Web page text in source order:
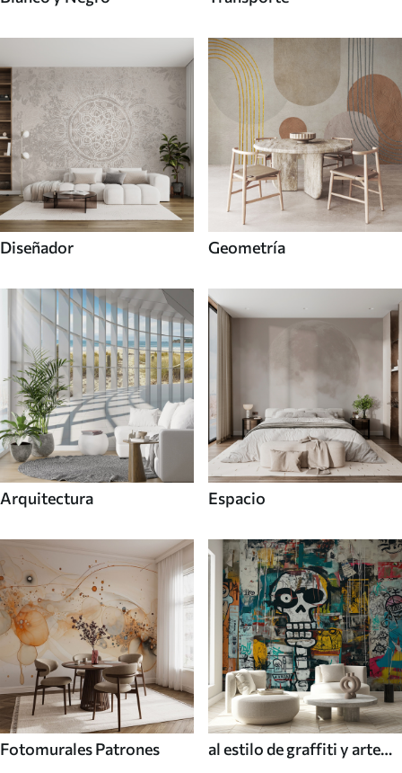
Diseñador Geometría
Arquitectura Espacio
Fotomurales Patrones
al estilo de graffiti y arte